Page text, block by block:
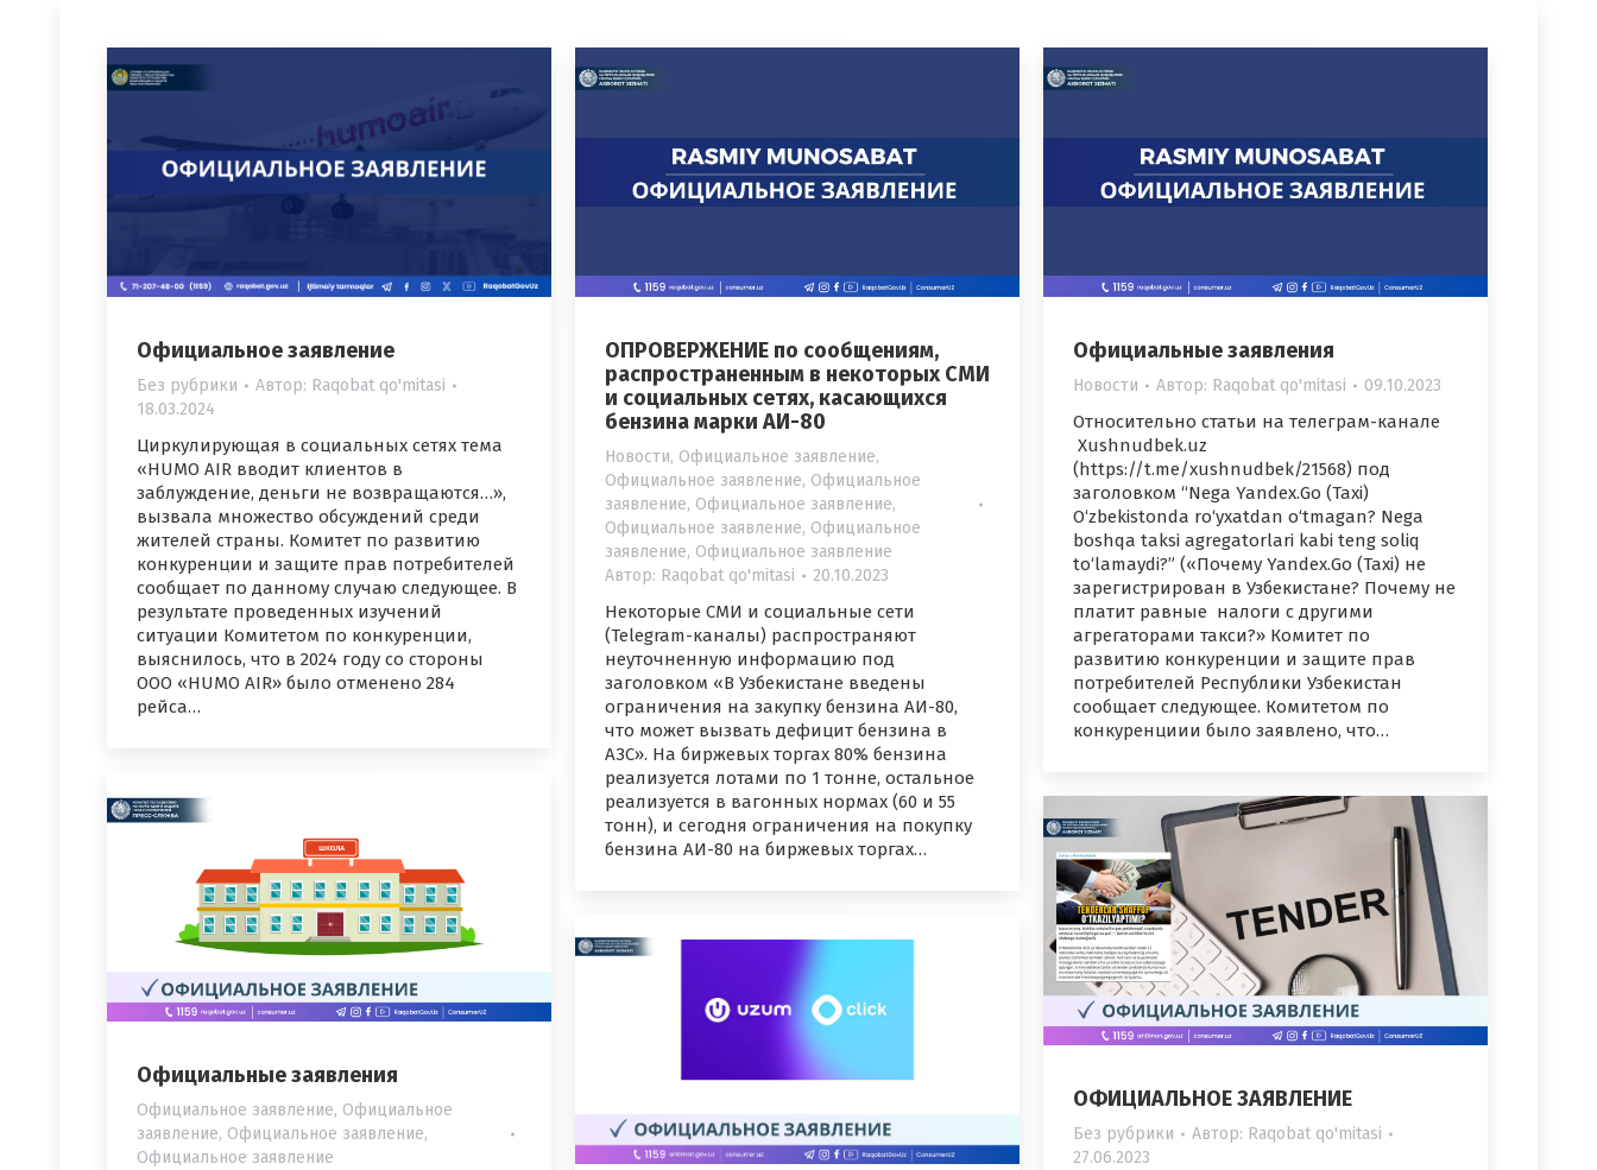
Официальное заявление
Без рубрики Автор: Raqobat qo'mitasi
18.03.2024
Циркулирующая в социальных сетях тема
«HUMO AIR вводит клиентов в
заблуждение, деньги не возвращаются…»,
вызвала множество обсуждений среди
жителей страны. Комитет по развитию
конкуренции и защите прав потребителей
сообщает по данному случаю следующее. В
результате проведенных изучений
ситуации Комитетом по конкуренции,
выяснилось, что в 2024 году со стороны
ООО «HUMO AIR» было отменено 284
рейса…
ОПРОВЕРЖЕНИЕ по сообщениям,
распространенным в некоторых СМИ
и социальных сетях, касающихся
бензина марки АИ-80
Новости, Официальное заявление,
Официальное заявление, Официальное
заявление, Официальное заявление,
Официальное заявление, Официальное
заявление, Официальное заявление
Автор: Raqobat qo'mitasi 20.10.2023
Некоторые СМИ и социальные сети
(Telegram-каналы) распространяют
неуточненную информацию под
заголовком «В Узбекистане введены
ограничения на закупку бензина АИ-80,
что может вызвать дефицит бензина в
АЗС». На биржевых торгах 80% бензина
реализуется лотами по 1 тонне, остальное
реализуется в вагонных нормах (60 и 55
тонн), и сегодня ограничения на покупку
бензина АИ-80 на биржевых торгах…
Официальные заявления
Новости Автор: Raqobat qo'mitasi 09.10.2023
Относительно статьи на телеграм-канале
Xushnudbek.uz
(https://t.me/xushnudbek/21568) под
заголовком “Nega Yandex.Go (Taxi)
O‘zbekistonda ro‘yxatdan o‘tmagan? Nega
boshqa taksi agregatorlari kabi teng soliq
to‘lamaydi?” («Почему Yandex.Go (Taxi) не
зарегистрирован в Узбекистане? Почему не
платит равные налоги с другими
агрегаторами такси?» Комитет по
развитию конкуренции и защите прав
потребителей Республики Узбекистан
сообщает следующее. Комитетом по
конкуренциии было заявлено, что…
Официальные заявления
Официальное заявление, Официальное
заявление, Официальное заявление,
Официальное заявление
ОФИЦИАЛЬНОЕ ЗАЯВЛЕНИЕ
Без рубрики Автор: Raqobat qo'mitasi
27.06.2023